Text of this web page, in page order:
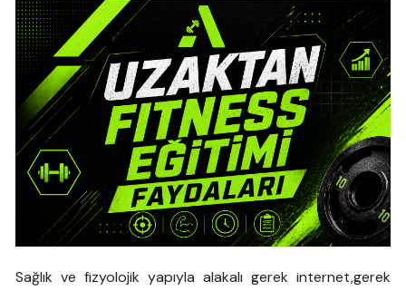
Sağlık ve fizyolojik yapıyla alakalı gerek internet,gerek